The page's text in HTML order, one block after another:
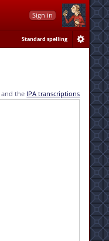
Sign in
Standard spelling
and the IPA transcriptions